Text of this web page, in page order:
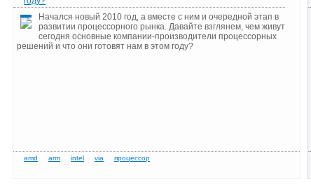
Начался новый 2010 год, а вместе с ним и очередной этап в
развитии процессорного рынка. Давайте взглянем, чем живут
сегодня основные компании-производители процессорных
решений и что они готовят нам в этом году?